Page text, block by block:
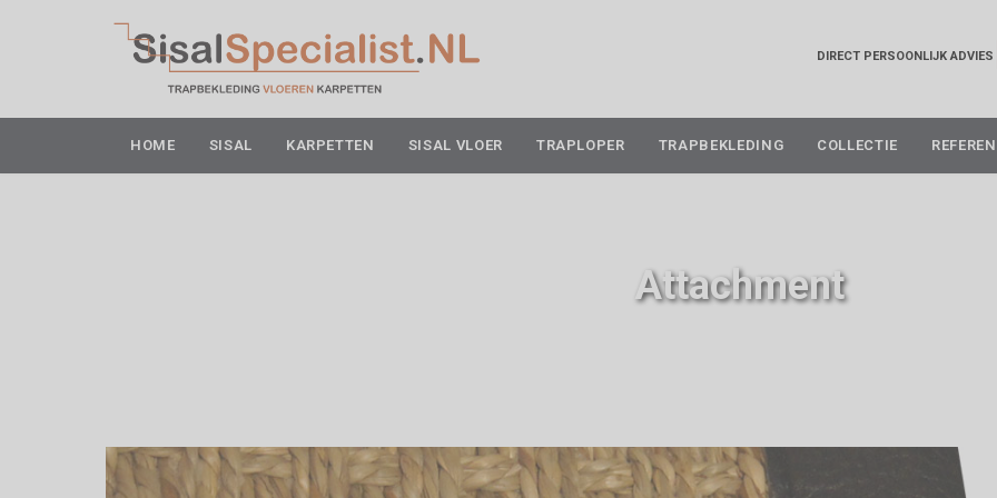
DIRECT PERSOONLIJK ADVIES
to
content
HOME SISAL KARPETTEN SISAL VLOER TRAPLOPER TRAPBEKLEDING COLLECTIE
Attachment